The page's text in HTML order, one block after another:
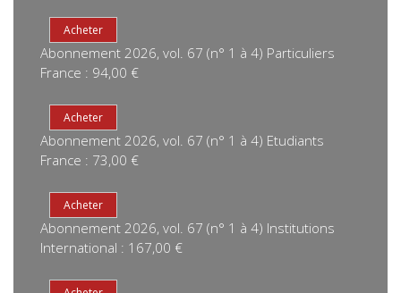
Abonnement 2026, vol. 67 (n° 1 à 4) Particuliers
France : 94,00 €
Abonnement 2026, vol. 67 (n° 1 à 4) Etudiants
France : 73,00 €
Abonnement 2026, vol. 67 (n° 1 à 4) Institutions
International : 167,00 €